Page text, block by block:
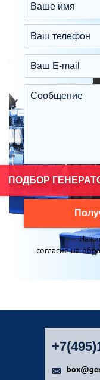
Я согласен на
согласие на
ПОДБОР